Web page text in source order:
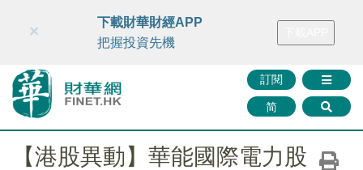
財華智庫網 FINTV FINMETA 財華證券 媒體矩陣
訂閱
简
×
下載財華財經APP
把握投資先機
【港股異動】華能國際電力股